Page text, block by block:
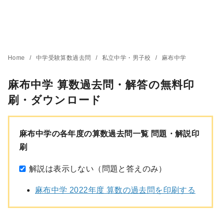
Home 中学受験算数過去問 私立中学・男子校 麻布中学
麻布中学 算数過去問・解答の無料印
刷・ダウンロード
麻布中学の各年度の算数過去問一覧 問題・解説印
刷
解説は表示しない（問題と答えのみ）
麻布中学 2022年度 算数の過去問を印刷する